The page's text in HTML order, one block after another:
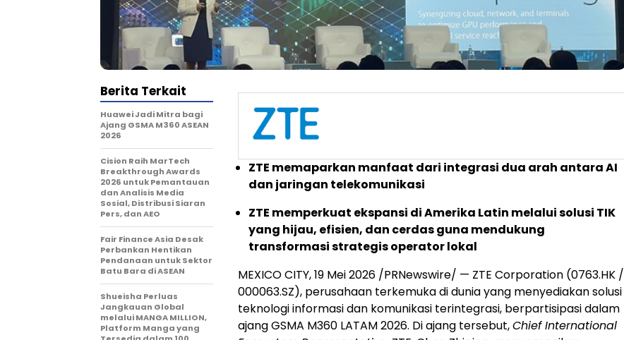
ZTE memaparkan manfaat dari integrasi dua arah antara AI
dan jaringan telekomunikasi
ZTE memperkuat ekspansi di Amerika Latin melalui solusi TIK
yang hijau, efisien, dan cerdas guna mendukung
transformasi strategis operator lokal
MEXICO CITY,19 Mei 2026 /PRNewswire/ — ZTE Corporation (0763.HK /
000063.SZ), perusahaan terkemuka di dunia yang menyediakan solusi
teknologi informasi dan komunikasi terintegrasi, berpartisipasi dalam
ajang GSMA M360 LATAM 2026. Di ajang tersebut,Chief International
Berita Terkait
Huawei Jadi Mitra bagi
Ajang GSMA M360 ASEAN
2026
Cision Raih MarTech
Breakthrough Awards
2026 untuk Pemantauan
dan Analisis Media
Sosial, Distribusi Siaran
Pers, dan AEO
Fair Finance Asia Desak
Perbankan Hentikan
Pendanaan untuk Sektor
Batu Bara di ASEAN
Shueisha Perluas
Jangkauan Global
melalui MANGA MILLION,
Platform Manga yang